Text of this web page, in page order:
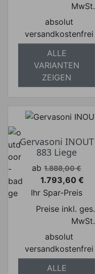
MwSt.
absolut
versandkostenfrei
ALLE
VARIANTEN
ZEIGEN
Gervasoni INOUT
883 Liege
Verkaufspreis
ab 1.888,00 €
Preis
1.793,60 €
Ihr Spar-Preis
Preise inkl. ges.
MwSt.
absolut
versandkostenfrei
ALLE